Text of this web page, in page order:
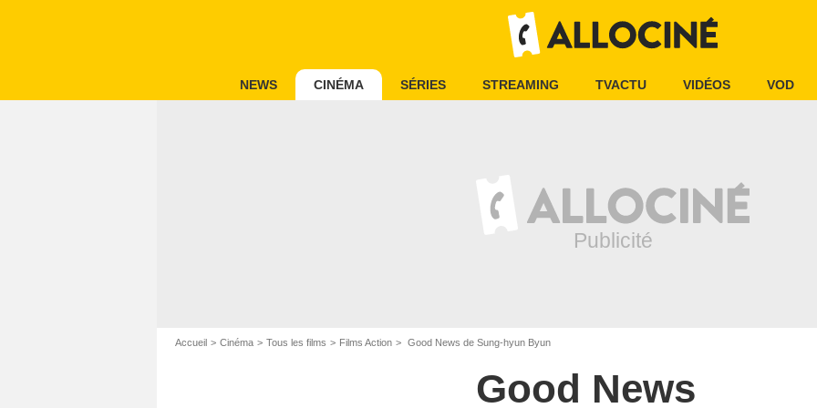
NEWS CINÉMA SÉRIES STREAMING TVACTU VIDÉOS VOD
Accueil Cinéma Tous les films Films Action Good News de Sung-hyun Byun
Good News